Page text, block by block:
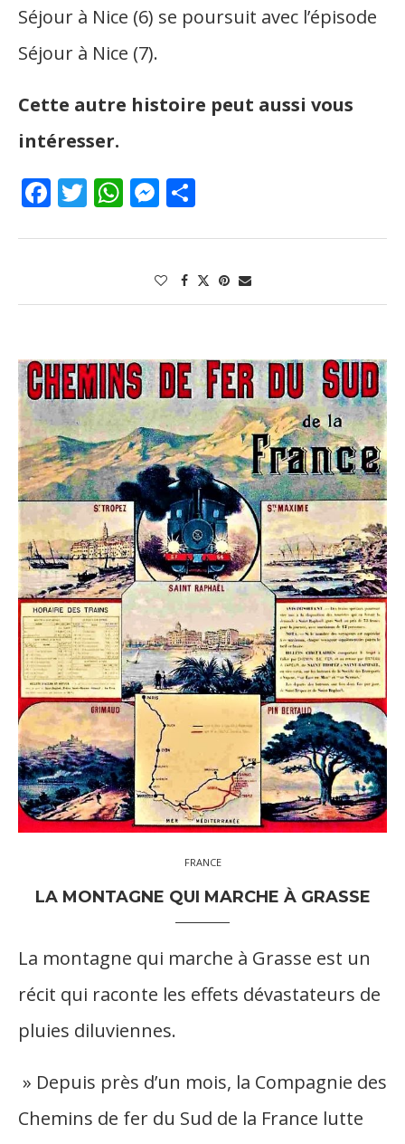
Séjour à Nice (6) se poursuit avec l’épisode
Séjour à Nice (7).
Cette autre histoire peut aussi vous
intéresser.
Facebook
Twitter
WhatsApp
Messenger
FRANCE
LA MONTAGNE QUI MARCHE À GRASSE
La montagne qui marche à Grasse est un
récit qui raconte les effets dévastateurs de
pluies diluviennes.
» Depuis près d’un mois, la Compagnie des
Chemins de fer du Sud de la France lutte